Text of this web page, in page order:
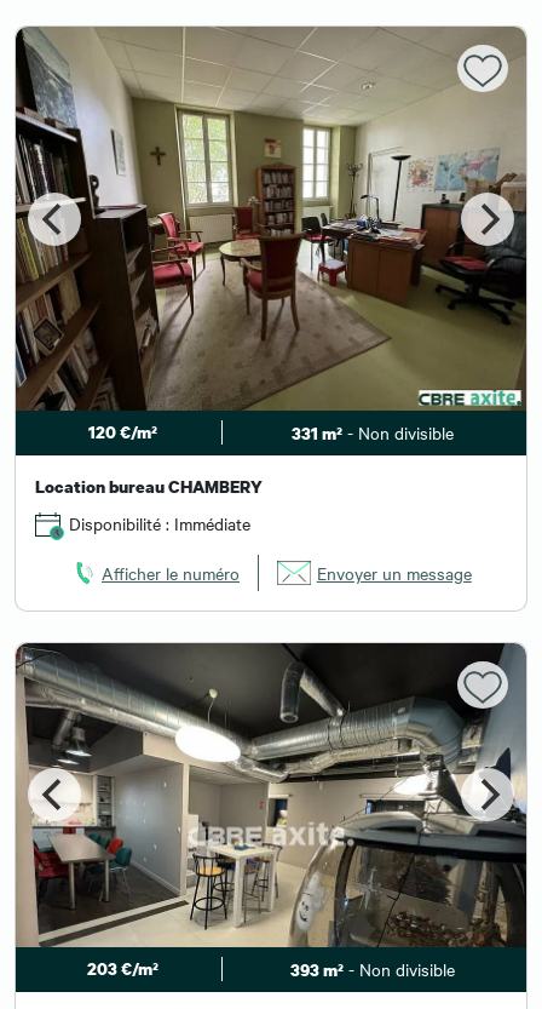
120 €/m² 331 m²- Non divisible
Location bureau CHAMBERY
Disponibilité : Immédiate
Afficher le numéro Envoyer un message
203 €/m² 393 m²- Non divisible